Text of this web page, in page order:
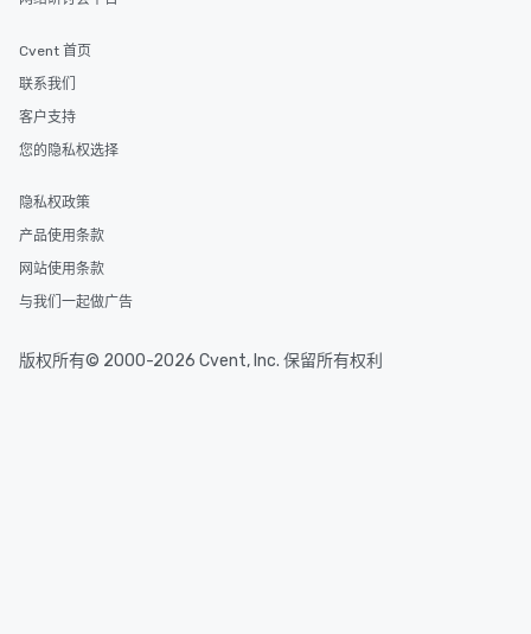
Cvent 首页
联系我们
客户支持
您的隐私权选择
隐私权政策
产品使用条款
网站使用条款
与我们一起做广告
版权所有© 2000-2026 Cvent, Inc. 保留所有权利